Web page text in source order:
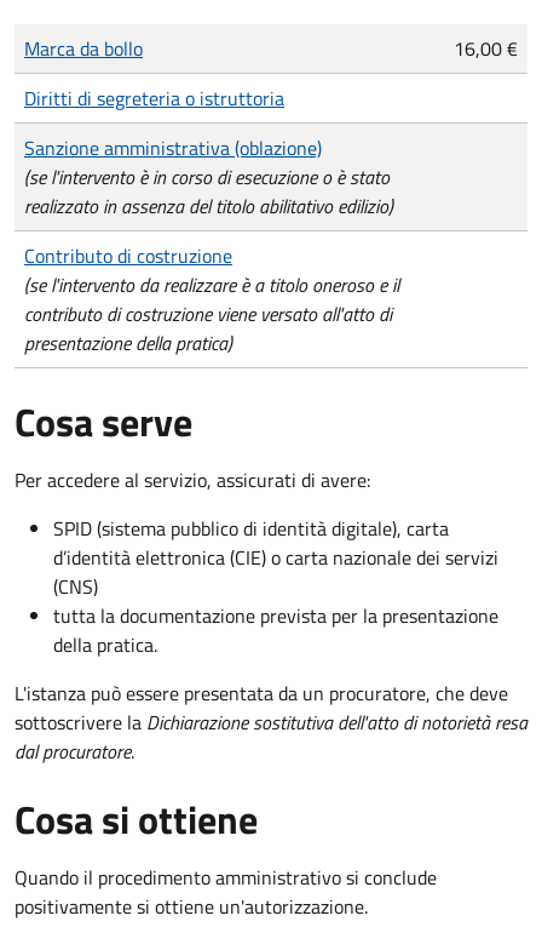
Tipo di pagamento
Importo
Marca da bollo
16,00 €
Diritti di segreteria o istruttoria
Sanzione amministrativa (oblazione)
(se l'intervento è in corso di esecuzione o è stato
realizzato in assenza del titolo abilitativo edilizio)
Contributo di costruzione
(se l'intervento da realizzare è a titolo oneroso e il
contributo di costruzione viene versato all'atto di
presentazione della pratica)
Cosa serve
Per accedere al servizio, assicurati di avere:
SPID (sistema pubblico di identità digitale), carta
d’identità elettronica (CIE) o carta nazionale dei servizi
(CNS)
tutta la documentazione prevista per la presentazione
della pratica.
L'istanza può essere presentata da un procuratore, che deve
sottoscrivere la Dichiarazione sostitutiva dell'atto di notorietà resa
dal procuratore.
Cosa si ottiene
Quando il procedimento amministrativo si conclude
positivamente si ottiene un'autorizzazione.